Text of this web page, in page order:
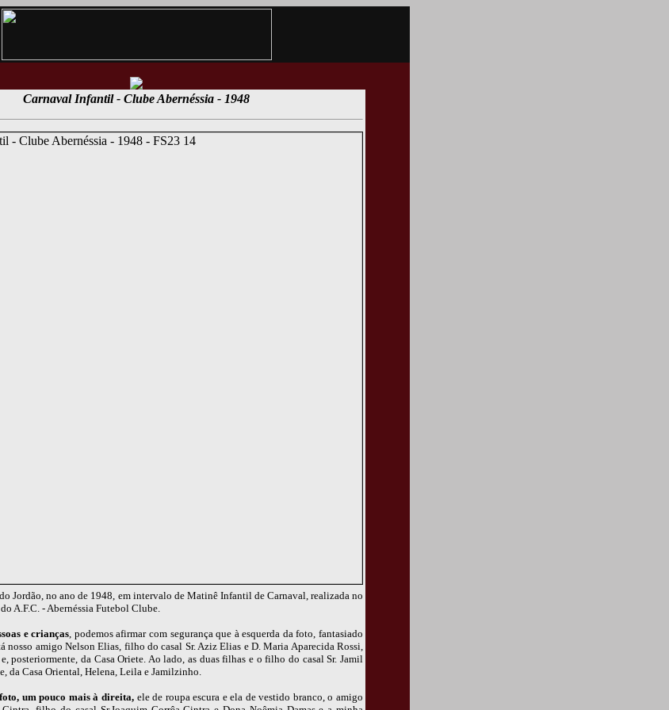
Carnaval Infantil - Clube Abernéssia - 1948
Jordão, no ano de 1948, em intervalo de Matinê Infantil de Carnaval, realizada no
A.F.C. - Abernéssia Futebol Clube.
e crianças, podemos afirmar com segurança que à esquerda da foto, fantasiado
nosso amigo Nelson Elias, filho do casal Sr. Aziz Elias e D. Maria Aparecida Rossi,
posteriormente, da Casa Oriete. Ao lado, as duas filhas e o filho do casal Sr. Jamil
da Casa Oriental, Helena, Leila e Jamilzinho.
um pouco mais à direita,ele de roupa escura e ela de vestido branco, o amigo